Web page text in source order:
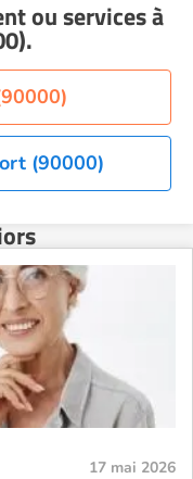
ou servicesà
.
(90000)
17 mai 2026